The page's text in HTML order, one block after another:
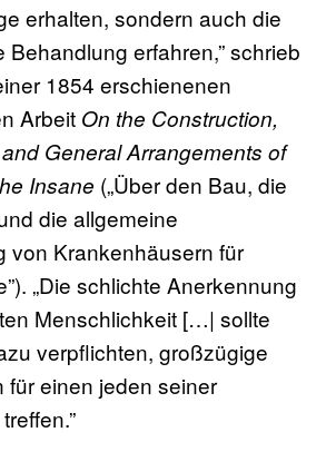
erhalten, sondern auch die
erfahren,” schrieb
1854 erschienenen
Arbeit On the Construction,
General Arrangements of
Insane („Über den Bau, die
die allgemeine
von Krankenhäusern für
„Die schlichte Anerkennung
Menschlichkeit […| sollte
verpflichten, großzügige
für einen jeden seiner